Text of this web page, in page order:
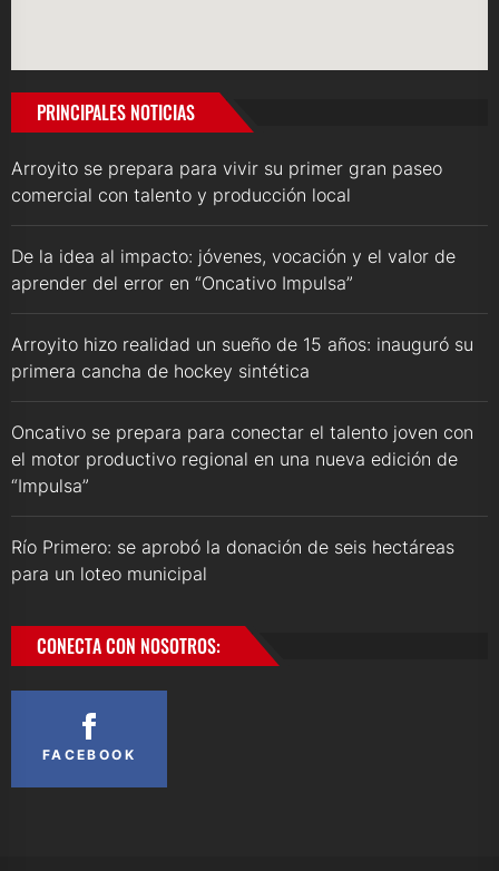
PRINCIPALES NOTICIAS
Arroyito se prepara para vivir su primer gran paseo
comercial con talento y producción local
De la idea al impacto: jóvenes, vocación y el valor de
aprender del error en “Oncativo Impulsa”
Arroyito hizo realidad un sueño de 15 años: inauguró su
primera cancha de hockey sintética
Oncativo se prepara para conectar el talento joven con
el motor productivo regional en una nueva edición de
“Impulsa”
Río Primero: se aprobó la donación de seis hectáreas
para un loteo municipal
CONECTA CON NOSOTROS:
FACEBOOK